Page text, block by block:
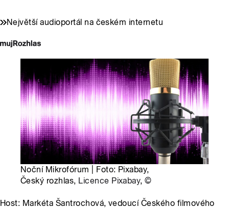
Největší audioportál na českém internetu
Noční Mikrofórum | Foto: Pixabay,
Český rozhlas, Licence Pixabay,©
Host: Markéta Šantrochová, vedoucí Českého filmového